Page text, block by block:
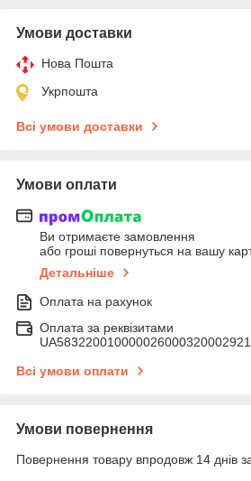
Умови доставки
Нова Пошта
Укрпошта
Всі умови доставки
Умови оплати
Ви отримаєте замовлення
або гроші повернуться на вашу
Детальніше
Оплата на рахунок
Оплата за реквізитами
UA583220010000026000320002921
Всі умови оплати
Умови повернення
Повернення товару впродовж 14 днів